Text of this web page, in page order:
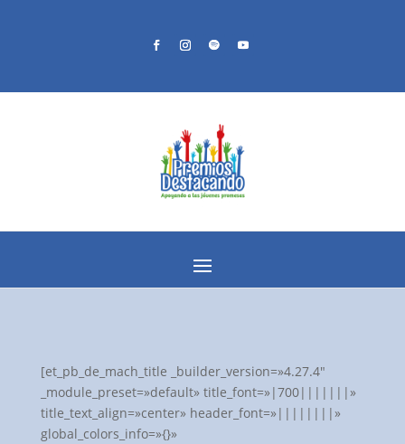
[et_pb_de_mach_title _builder_version=»4.27.4″
_module_preset=»default» title_font=»|700|||||||»
title_text_align=»center» header_font=»||||||||»
global_colors_info=»{}»